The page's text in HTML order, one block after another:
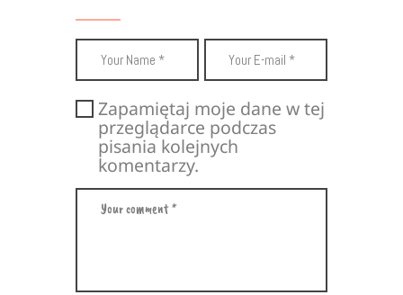
Zapamiętaj moje dane w tej
przeglądarce podczas
pisania kolejnych
komentarzy.